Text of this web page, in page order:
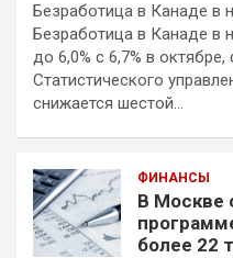
Безработица в Канаде в
Безработица в Канаде в
до 6,0% с 6,7% в
Статистического
снижается шестой…
ФИНАНСЫ
В Москве
более 22